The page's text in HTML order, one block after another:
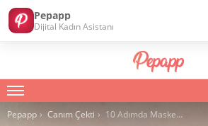
Menu
You are here:
Pepapp Canım Çekti 10 Adımda Maske Nasıl Kullanılmalı
Pepapp
Dijital Kadın Asistanı